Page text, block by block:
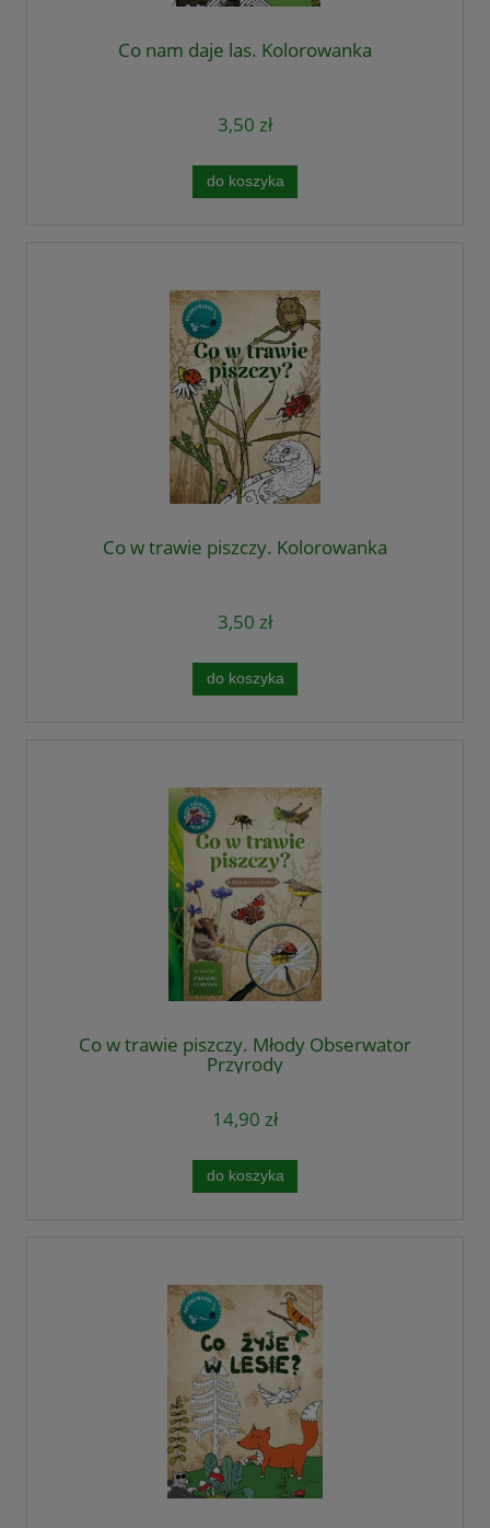
Co nam daje las. Kolorowanka
3,50 zł
do koszyka
Co w trawie piszczy. Kolorowanka
3,50 zł
do koszyka
Co w trawie piszczy. Młody Obserwator
Przyrody
14,90 zł
do koszyka